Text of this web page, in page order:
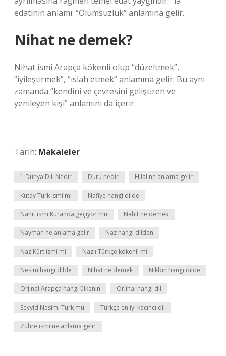
edatının anlamı: “Olumsuzluk” anlamına gelir.
Nihat ne demek?
Nihat ismi Arapça kökenli olup “düzeltmek”,
“iyileştirmek”, “ıslah etmek” anlamına gelir. Bu aynı
zamanda “kendini ve çevresini geliştiren ve
yenileyen kişi” anlamını da içerir.
Tarih: Makaleler
1 Dünya Dili Nedir Duru nedir Hilal ne anlama gelir
Kutay Türk ismi mi Nafiye hangi dilde
Nahit ismi Kuranda geçiyor mu Nahit ne demek
Nayman ne anlama gelir Naz hangi dilden
Naz Kürt ismi mi Nazlı Türkçe kökenli mi
Nesim hangi dilde Nihat ne demek Nikbin hangi dilde
Orjinal Arapça hangi ülkenin Orjinal hangi dil
Seyyid Nesimi Türk mü Türkçe en iyi kaçıncı dil
Zühre ismi ne anlama gelir